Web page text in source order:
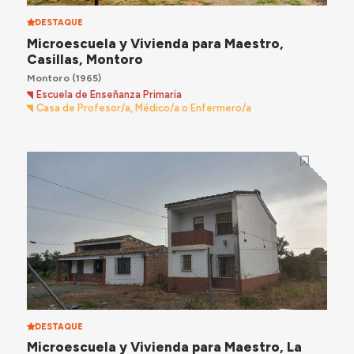
DESTAQUE
Microescuela y Vivienda para Maestro,
Casillas, Montoro
Montoro(1965)
Escuela de Enseñanza Primaria
Casa de Profesor/a, Médico/a o Enfermero/a
DESTAQUE
Microescuela y Vivienda para Maestro, La